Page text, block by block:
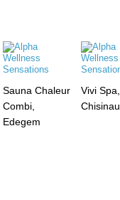
Sauna Chaleur
Combi,
Edegem
Vivi Spa,
Chisinau